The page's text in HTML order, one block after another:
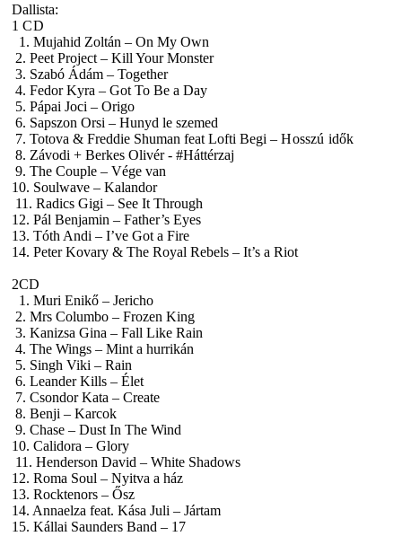
Dallista:
1 CD
1. Mujahid Zoltán – On My Own
2. Peet Project – Kill Your Monster
3. Szabó Ádám – Together
4. Fedor Kyra – Got To Be a Day
5. Pápai Joci – Origo
6. Sapszon Orsi – Hunyd le szemed
7. Totova & Freddie Shuman feat Lofti Begi – Hosszú idők
8. Závodi + Berkes Olivér - #Háttérzaj
9. The Couple – Vége van
10. Soulwave – Kalandor
11. Radics Gigi – See It Through
12. Pál Benjamin – Father’s Eyes
13. Tóth Andi – I’ve Got a Fire
14. Peter Kovary & The Royal Rebels – It’s a Riot
2CD
1. Muri Enikő – Jericho
2. Mrs Columbo – Frozen King
3. Kanizsa Gina – Fall Like Rain
4. The Wings – Mint a hurrikán
5. Singh Viki – Rain
6. Leander Kills – Élet
7. Csondor Kata – Create
8. Benji – Karcok
9. Chase – Dust In The Wind
10. Calidora – Glory
11. Henderson David – White Shadows
12. Roma Soul – Nyitva a ház
13. Rocktenors – Ősz
14. Annaelza feat. Kása Juli – Jártam
15. Kállai Saunders Band – 17